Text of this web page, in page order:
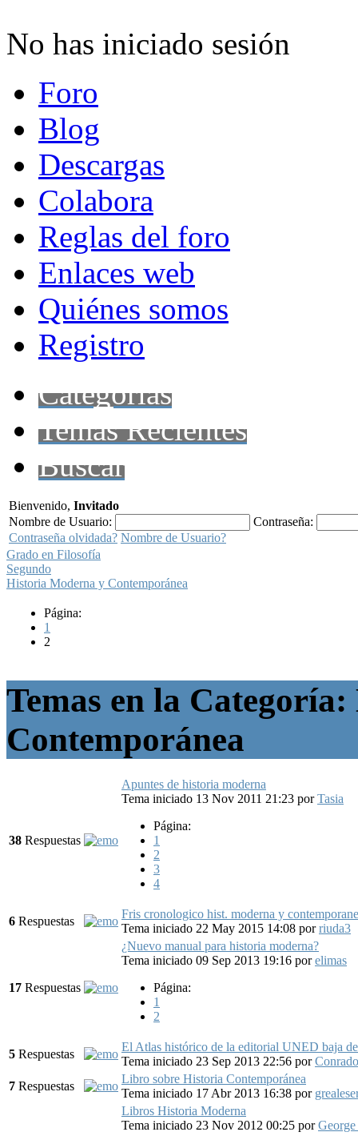
No has iniciado sesión
Foro
Blog
Descargas
Colabora
Reglas del foro
Enlaces web
Quiénes somos
Registro
Categorías
Temas Recientes
Buscar
Bienvenido, Invitado
Nombre de Usuario:
Contraseña:
Contraseña olvidada? Nombre de Usuario?
Grado en Filosofía
Segundo
Historia Moderna y Contemporánea
Página:
1
2
Temas en la
Contemporánea
38 Respuestas
Apuntes de historia moderna
Tema iniciado 13 Nov 2011 21:23 porTasia
Página:
1
2
3
4
6 Respuestas
Fris cronologico hist. moderna y
Tema iniciado 22 May 2015 14:08 porriuda3
17 Respuestas
¿Nuevo manual para historia moderna?
Tema iniciado 09 Sep 2013 19:16 porelimas
Página:
1
2
5 Respuestas
El Atlas histórico de la editorial UNED baja
Tema iniciado 23 Sep 2013 22:56 porConrado
7 Respuestas
Libro sobre Historia Contemporánea
Tema iniciado 17 Abr 2013 16:38 por
Libros Historia Moderna
Tema iniciado 23 Nov 2012 00:25 por